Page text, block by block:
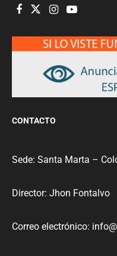
CONTACTO
Sede: Santa Marta –
Director: Jhon Fontalvo
Correo electrónico: